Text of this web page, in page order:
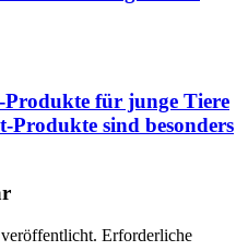
Produkte für junge Tiere
Produkte sind besonders
Erforderliche